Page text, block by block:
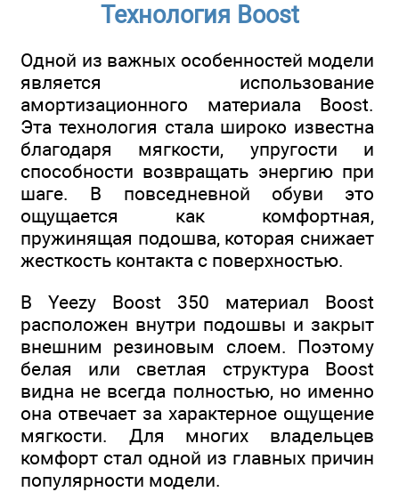
Технология Boost
Одной из важных особенностей модели
является использование
амортизационного материала Boost.
Эта технология стала широко известна
благодаря мягкости, упругости и
способности возвращать энергию при
шаге. В повседневной обуви это
ощущается как комфортная,
пружинящая подошва, которая снижает
жесткость контакта с поверхностью.
В Yeezy Boost 350 материал Boost
расположен внутри подошвы и закрыт
внешним резиновым слоем. Поэтому
белая или светлая структура Boost
видна не всегда полностью, но именно
она отвечает за характерное ощущение
мягкости. Для многих владельцев
комфорт стал одной из главных причин
популярности модели.